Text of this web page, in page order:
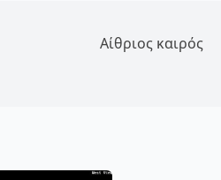
Αίθριος καιρός